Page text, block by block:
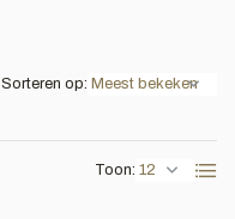
Toon:
Sorteren op: